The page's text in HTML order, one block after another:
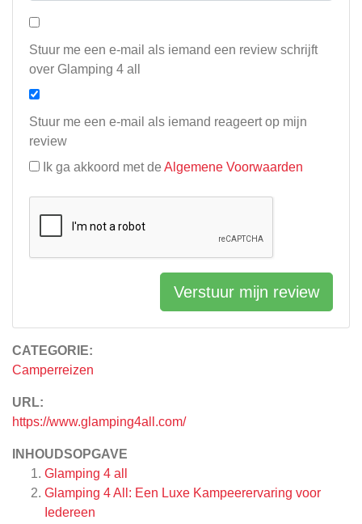
CATEGORIE:
Camperreizen
URL:
https://www.glamping4all.com/
INHOUDSOPGAVE
Glamping 4 all
Glamping 4 All: Een Luxe Kampeerervaring voor
Iedereen
Stuur me een e-mail als iemand een review schrijft
over Glamping 4 all
Stuur me een e-mail als iemand reageert op mijn
review
Ik ga akkoord met de Algemene Voorwaarden
Verstuur mijn review